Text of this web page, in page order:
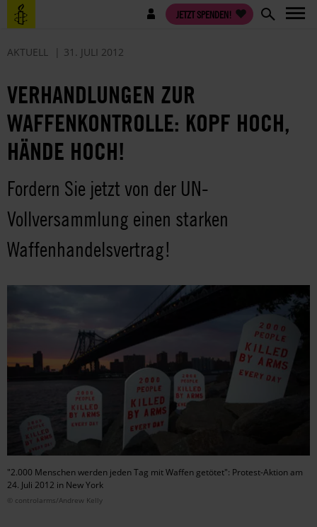
Direkt
zum
Benutzermenü JETZT SPENDEN!
AKTUELL 31. JULI 2012
VERHANDLUNGEN ZUR
WAFFENKONTROLLE: KOPF HOCH,
HÄNDE HOCH!
Fordern Sie jetzt von der UN-
Vollversammlung einen starken
Waffenhandelsvertrag!
"2.000 Menschen werden jeden Tag mit Waffen getötet": Protest-Aktion am
24. Juli 2012 in New York
© controlarms/Andrew Kelly